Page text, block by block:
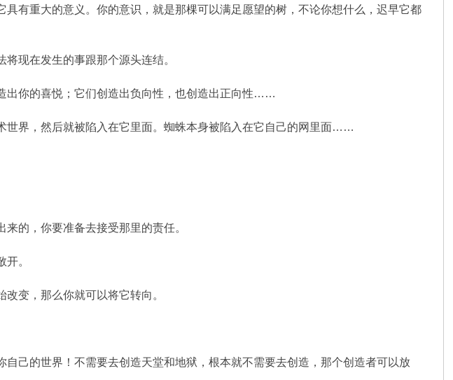
有重大的意义。你的意识，就是那棵可以满足愿望的树，不论你想什么，迟早它都
现在发生的事跟那个源头连结。
出你的喜悦；它们创造出负向性，也创造出正向性……
世界，然后就被陷入在它里面。蜘蛛本身被陷入在它自己的网里面……
的，你要准备去接受那里的责任。
。
变，那么你就可以将它转向。
己的世界！不需要去创造天堂和地狱，根本就不需要去创造，那个创造者可以放